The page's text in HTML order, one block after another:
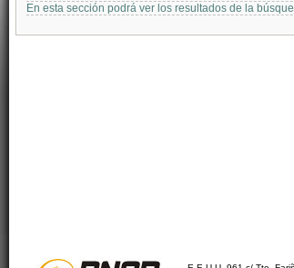
En esta sección podrá ver los resultados de la